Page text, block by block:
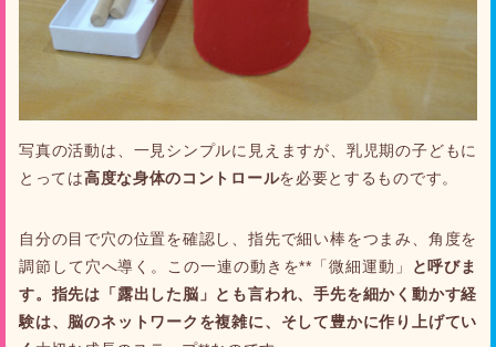
写真の活動は、一見シンプルに見えますが、乳児期の子どもに
とっては高度な身体のコントロールを必要とするものです。
自分の目で穴の位置を確認し、指先で細い棒をつまみ、角度を
調節して穴へ導く。この一連の動きを**「微細運動」
と呼びま
す。指先は「露出した脳」とも言われ、手先を細かく動かす経
験は、脳のネットワークを複雑に、そして豊かに作り上げてい